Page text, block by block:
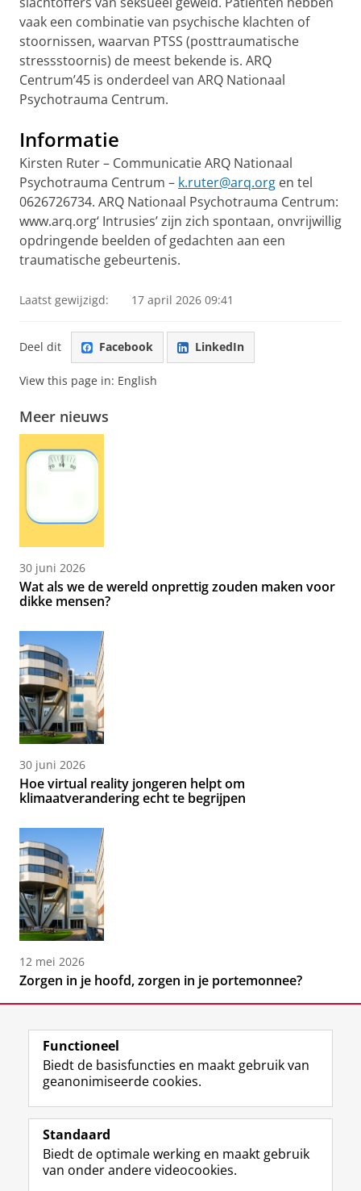
vaak een combinatie van psychische klachten of
stoornissen, waarvan PTSS (posttraumatische
stressstoornis) de meest bekende is. ARQ
Centrum’45 is onderdeel van ARQ Nationaal
Psychotrauma Centrum.
Informatie
Kirsten Ruter – Communicatie ARQ Nationaal
Psychotrauma Centrum – k.ruter@arq.org en tel
0626726734. ARQ Nationaal Psychotrauma Centrum:
www.arq.org‘ Intrusies’ zijn zich spontaan, onvrijwillig
opdringende beelden of gedachten aan een
traumatische gebeurtenis.
Laatst gewijzigd: 17 april 2026 09:41
Deel dit Facebook LinkedIn
View this page in: English
Meer nieuws
30 juni 2026
Wat als we de wereld onprettig zouden maken voor
dikke mensen?
30 juni 2026
Hoe virtual reality jongeren helpt om
klimaatverandering echt te begrijpen
12 mei 2026
Zorgen in je hoofd, zorgen in je portemonnee?
Volg de RUG
F
a
e
b
L
i
k
e
R
S
-
f
I
n
t
Y
o
T
Studiekiezers
Functioneel
Biedt de basisfuncties en maakt gebruik van
geanonimiseerde cookies.
Standaard
Biedt de optimale werking en maakt gebruik
van onder andere videocookies.